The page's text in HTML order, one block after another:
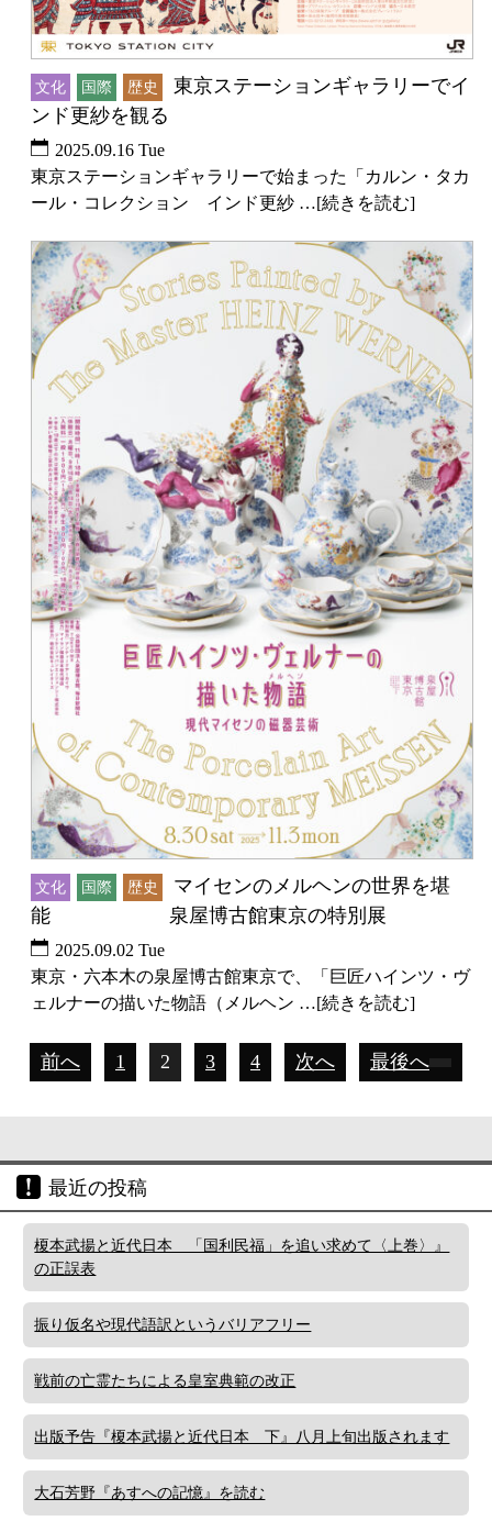
文化 国際 歴史
東京ステーションギャラリーでイ
ンド更紗を観る
2025.09.16 Tue
東京ステーションギャラリーで始まった「カルン・タカ
ール・コレクション インド更紗 …[続きを読む]
文化 国際 歴史
マイセンのメルヘンの世界を堪
能 泉屋博古館東京の特別展
2025.09.02 Tue
東京・六本木の泉屋博古館東京で、「巨匠ハインツ・ヴ
ェルナーの描いた物語（メルヘン …[続きを読む]
前へ 1 2 3 4 次へ 最後へ
最近の投稿
榎本武揚と近代日本 「国利民福」を追い求めて〈上巻〉』
の正誤表
振り仮名や現代語訳というバリアフリー
戦前の亡霊たちによる皇室典範の改正
出版予告『榎本武揚と近代日本 下』八月上旬出版されます
大石芳野『あすへの記憶』を読む